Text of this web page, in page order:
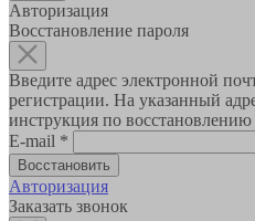
Авторизация
Восстановление пароля
Введите адрес электронной
регистрации. На указанный
инструкция по восстановлению
E-mail *
Авторизация
Заказать звонок